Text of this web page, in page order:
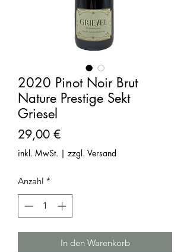
2020 Pinot Noir Brut
Nature Prestige Sekt
Griesel
29,00 €Preis
inkl. MwSt. | zzgl. Versand
Anzahl *
In den Warenkorb